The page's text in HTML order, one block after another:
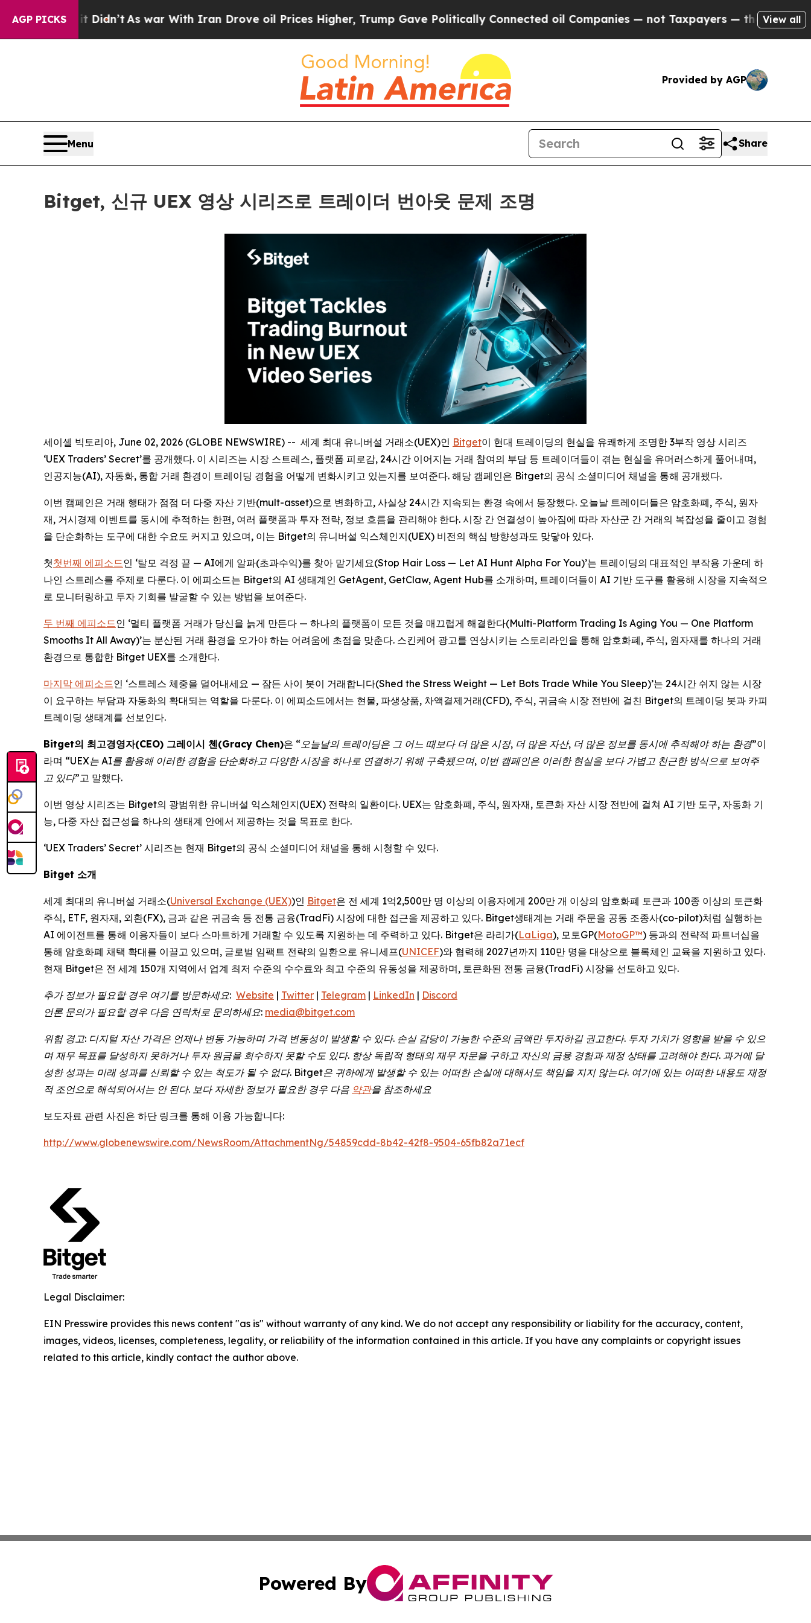
AGP PICKS
it Didn’t As war With Iran Drove oil Prices Higher, Trump Gave Politically Connected oil Companies — not Taxpayers — the Chance to Cash
View all
Provided by AGP
Menu Share
Bitget, 신규 UEX 영상 시리즈로 트레이더 번아웃 문제 조명
세이셸 빅토리아, June 02, 2026 (GLOBE NEWSWIRE) -- 세계 최대 유니버설 거래소(UEX)인 Bitget이 현대 트레이딩의 현실을 유쾌하게 조명한 3부작 영상 시리즈
‘UEX Traders’ Secret’를 공개했다. 이 시리즈는 시장 스트레스, 플랫폼 피로감, 24시간 이어지는 거래 참여의 부담 등 트레이더들이 겪는 현실을 유머러스하게 풀어내며,
인공지능(AI), 자동화, 통합 거래 환경이 트레이딩 경험을 어떻게 변화시키고 있는지를 보여준다. 해당 캠페인은 Bitget의 공식 소셜미디어 채널을 통해 공개됐다.
이번 캠페인은 거래 행태가 점점 더 다중 자산 기반(mult-asset)으로 변화하고, 사실상 24시간 지속되는 환경 속에서 등장했다. 오늘날 트레이더들은 암호화폐, 주식, 원자
재, 거시경제 이벤트를 동시에 추적하는 한편, 여러 플랫폼과 투자 전략, 정보 흐름을 관리해야 한다. 시장 간 연결성이 높아짐에 따라 자산군 간 거래의 복잡성을 줄이고 경험
을 단순화하는 도구에 대한 수요도 커지고 있으며, 이는 Bitget의 유니버설 익스체인지(UEX) 비전의 핵심 방향성과도 맞닿아 있다.
첫첫번째 에피소드인 ‘탈모 걱정 끝 — AI에게 알파(초과수익)를 찾아 맡기세요(Stop Hair Loss — Let AI Hunt Alpha For You)’는 트레이딩의 대표적인 부작용 가운데 하
나인 스트레스를 주제로 다룬다. 이 에피소드는 Bitget의 AI 생태계인 GetAgent, GetClaw, Agent Hub를 소개하며, 트레이더들이 AI 기반 도구를 활용해 시장을 지속적으
로 모니터링하고 투자 기회를 발굴할 수 있는 방법을 보여준다.
두 번째 에피소드인 ‘멀티 플랫폼 거래가 당신을 늙게 만든다 — 하나의 플랫폼이 모든 것을 매끄럽게 해결한다(Multi-Platform Trading Is Aging You — One Platform
Smooths It All Away)’는 분산된 거래 환경을 오가야 하는 어려움에 초점을 맞춘다. 스킨케어 광고를 연상시키는 스토리라인을 통해 암호화폐, 주식, 원자재를 하나의 거래
환경으로 통합한 Bitget UEX를 소개한다.
마지막 에피소드인 ‘스트레스 체중을 덜어내세요 — 잠든 사이 봇이 거래합니다(Shed the Stress Weight — Let Bots Trade While You Sleep)’는 24시간 쉬지 않는 시장
이 요구하는 부담과 자동화의 확대되는 역할을 다룬다. 이 에피소드에서는 현물, 파생상품, 차액결제거래(CFD), 주식, 귀금속 시장 전반에 걸친 Bitget의 트레이딩 봇과 카피
트레이딩 생태계를 선보인다.
Bitget의 최고경영자(CEO) 그레이시 첸(Gracy Chen)은 “오늘날의 트레이딩은 그 어느 때보다 더 많은 시장, 더 많은 자산, 더 많은 정보를 동시에 추적해야 하는 환경”이
라며 “UEX는 AI를 활용해 이러한 경험을 단순화하고 다양한 시장을 하나로 연결하기 위해 구축됐으며, 이번 캠페인은 이러한 현실을 보다 가볍고 친근한 방식으로 보여주
고 있다”고 말했다.
이번 영상 시리즈는 Bitget의 광범위한 유니버설 익스체인지(UEX) 전략의 일환이다. UEX는 암호화폐, 주식, 원자재, 토큰화 자산 시장 전반에 걸쳐 AI 기반 도구, 자동화 기
능, 다중 자산 접근성을 하나의 생태계 안에서 제공하는 것을 목표로 한다.
‘UEX Traders’ Secret’ 시리즈는 현재 Bitget의 공식 소셜미디어 채널을 통해 시청할 수 있다.
Bitget 소개
세계 최대의 유니버설 거래소(Universal Exchange (UEX))인 Bitget은 전 세계 1억2,500만 명 이상의 이용자에게 200만 개 이상의 암호화폐 토큰과 100종 이상의 토큰화
주식, ETF, 원자재, 외환(FX), 금과 같은 귀금속 등 전통 금융(TradFi) 시장에 대한 접근을 제공하고 있다. Bitget생태계는 거래 주문을 공동 조종사(co-pilot)처럼 실행하는
AI 에이전트를 통해 이용자들이 보다 스마트하게 거래할 수 있도록 지원하는 데 주력하고 있다. Bitget은 라리가(LaLiga), 모토GP(MotoGP™) 등과의 전략적 파트너십을
통해 암호화폐 채택 확대를 이끌고 있으며, 글로벌 임팩트 전략의 일환으로 유니세프(UNICEF)와 협력해 2027년까지 110만 명을 대상으로 블록체인 교육을 지원하고 있다.
현재 Bitget은 전 세계 150개 지역에서 업계 최저 수준의 수수료와 최고 수준의 유동성을 제공하며, 토큰화된 전통 금융(TradFi) 시장을 선도하고 있다.
추가 정보가 필요할 경우 여기를 방문하세요: Website | Twitter | Telegram | LinkedIn | Discord
언론 문의가 필요할 경우 다음 연락처로 문의하세요: media@bitget.com
위험 경고: 디지털 자산 가격은 언제나 변동 가능하며 가격 변동성이 발생할 수 있다. 손실 감당이 가능한 수준의 금액만 투자하길 권고한다. 투자 가치가 영향을 받을 수 있으
며 재무 목표를 달성하지 못하거나 투자 원금을 회수하지 못할 수도 있다. 항상 독립적 형태의 재무 자문을 구하고 자신의 금융 경험과 재정 상태를 고려해야 한다. 과거에 달
성한 성과는 미래 성과를 신뢰할 수 있는 척도가 될 수 없다. Bitget은 귀하에게 발생할 수 있는 어떠한 손실에 대해서도 책임을 지지 않는다. 여기에 있는 어떠한 내용도 재정
적 조언으로 해석되어서는 안 된다. 보다 자세한 정보가 필요한 경우 다음 약관을 참조하세요
보도자료 관련 사진은 하단 링크를 통해 이용 가능합니다:
http://www.globenewswire.com/NewsRoom/AttachmentNg/54859cdd-8b42-42f8-9504-65fb82a71ecf
Legal Disclaimer:
EIN Presswire provides this news content "as is" without warranty of any kind. We do not accept any responsibility or liability for the accuracy, content,
images, videos, licenses, completeness, legality, or reliability of the information contained in this article. If you have any complaints or copyright issues
related to this article, kindly contact the author above.
Powered By